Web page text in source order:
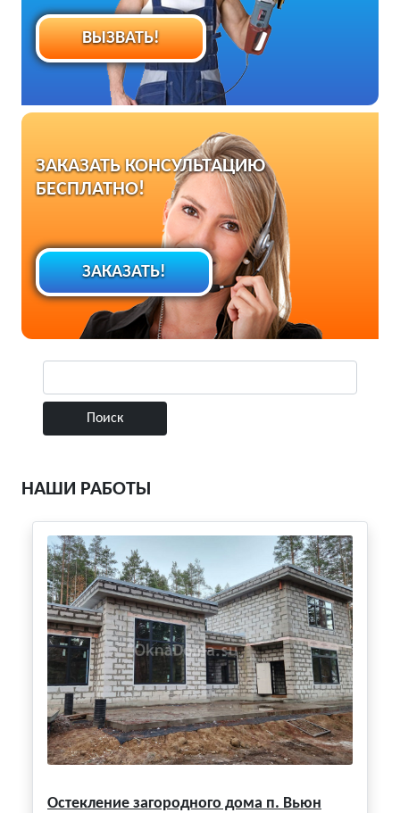
ВЫЗВАТЬ!
ЗАКАЗАТЬ КОНСУЛЬТАЦИЮ
БЕСПЛАТНО!
ЗАКАЗАТЬ!
НАШИ РАБОТЫ
Остекление загородного дома п. Вьюн